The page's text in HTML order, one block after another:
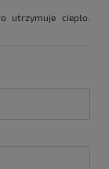
utrzymuje ciepło.